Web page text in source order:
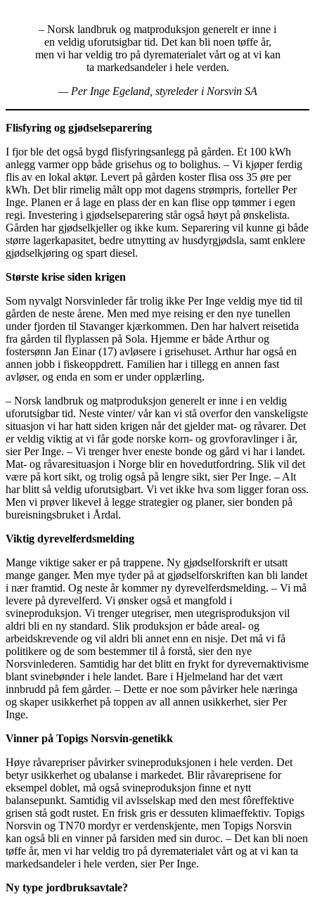
– Norsk landbruk og matproduksjon generelt er inne i
en veldig uforutsigbar tid. Det kan bli noen tøffe år,
men vi har veldig tro på dyrematerialet vårt og at vi kan
ta markedsandeler i hele verden.
— Per Inge Egeland, styreleder i Norsvin SA
Flisfyring og gjødselseparering
I fjor ble det også bygd flisfyringsanlegg på gården. Et 100 kWh
anlegg varmer opp både grisehus og to bolighus. – Vi kjøper ferdig
flis av en lokal aktør. Levert på gården koster flisa oss 35 øre per
kWh. Det blir rimelig målt opp mot dagens strømpris, forteller Per
Inge. Planen er å lage en plass der en kan flise opp tømmer i egen
regi. Investering i gjødselseparering står også høyt på ønskelista.
Gården har gjødselkjeller og ikke kum. Separering vil kunne gi både
større lagerkapasitet, bedre utnytting av husdyrgjødsla, samt enklere
gjødselkjøring og spart diesel.
Største krise siden krigen
Som nyvalgt Norsvinleder får trolig ikke Per Inge veldig mye tid til
gården de neste årene. Men med mye reising er den nye tunellen
under fjorden til Stavanger kjærkommen. Den har halvert reisetida
fra gården til flyplassen på Sola. Hjemme er både Arthur og
fostersønn Jan Einar (17) avløsere i grisehuset. Arthur har også en
annen jobb i fiskeoppdrett. Familien har i tillegg en annen fast
avløser, og enda en som er under opplærling.
– Norsk landbruk og matproduksjon generelt er inne i en veldig
uforutsigbar tid. Neste vinter/ vår kan vi stå overfor den vanskeligste
situasjon vi har hatt siden krigen når det gjelder mat- og råvarer. Det
er veldig viktig at vi får gode norske korn- og grovforavlinger i år,
sier Per Inge. – Vi trenger hver eneste bonde og gård vi har i landet.
Mat- og råvaresituasjon i Norge blir en hovedutfordring. Slik vil det
være på kort sikt, og trolig også på lengre sikt, sier Per Inge. – Alt
har blitt så veldig uforutsigbart. Vi vet ikke hva som ligger foran oss.
Men vi prøver likevel å legge strategier og planer, sier bonden på
bureisningsbruket i Årdal.
Viktig dyrevelferdsmelding
Mange viktige saker er på trappene. Ny gjødselforskrift er utsatt
mange ganger. Men mye tyder på at gjødselforskriften kan bli landet
i nær framtid. Og neste år kommer ny dyrevelferdsmelding. – Vi må
levere på dyrevelferd. Vi ønsker også et mangfold i
svineproduksjon. Vi trenger utegriser, men utegrisproduksjon vil
aldri bli en ny standard. Slik produksjon er både areal- og
arbeidskrevende og vil aldri bli annet enn en nisje. Det må vi få
politikere og de som bestemmer til å forstå, sier den nye
Norsvinlederen. Samtidig har det blitt en frykt for dyrevernaktivisme
blant svinebønder i hele landet. Bare i Hjelmeland har det vært
innbrudd på fem gårder. – Dette er noe som påvirker hele næringa
og skaper usikkerhet på toppen av all annen usikkerhet, sier Per
Inge.
Vinner på Topigs Norsvin-genetikk
Høye råvarepriser påvirker svineproduksjonen i hele verden. Det
betyr usikkerhet og ubalanse i markedet. Blir råvareprisene for
eksempel doblet, må også svineproduksjon finne et nytt
balansepunkt. Samtidig vil avlsselskap med den mest fôreffektive
grisen stå godt rustet. En frisk gris er dessuten klimaeffektiv. Topigs
Norsvin og TN70 mordyr er verdenskjente, men Topigs Norsvin
kan også bli en vinner på farsiden med sin duroc. – Det kan bli noen
tøffe år, men vi har veldig tro på dyrematerialet vårt og at vi kan ta
markedsandeler i hele verden, sier Per Inge.
Ny type jordbruksavtale?